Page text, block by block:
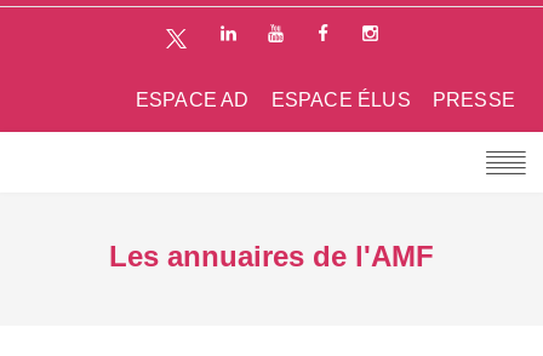
PRESSE
ESPACE ÉLUS
ESPACE AD
Les annuaires de l'AMF